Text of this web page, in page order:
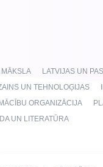
LATVIJAS UN
UN TEHNOLOĢIJAS
MĀCĪBU ORGANIZĀCIJA
UN LITERATŪRA